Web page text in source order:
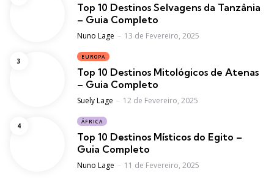
Top 10 Destinos Selvagens da Tanzânia
– Guia Completo
Posted
Nuno Lage 13 de Fevereiro, 2025
EUROPA
Top 10 Destinos Mitológicos de Atenas
– Guia Completo
Posted
Suely Lage 12 de Fevereiro, 2025
ÁFRICA
Top 10 Destinos Místicos do Egito –
Guia Completo
Posted
Nuno Lage 11 de Fevereiro, 2025